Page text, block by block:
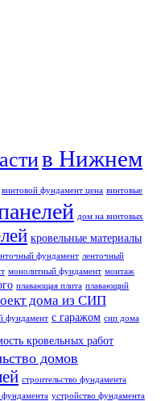
в Нижнем
винтовой фундамент цена винтовые
дом на винтовых
кровельные материалы
фундамент ленточный
монолитный фундамент монтаж
плавающая плита плавающий
дома из СИП
фундамент с гаражом сип дома
кровельных работ
домов
строительство фундамента
фундамента устройство фундамента